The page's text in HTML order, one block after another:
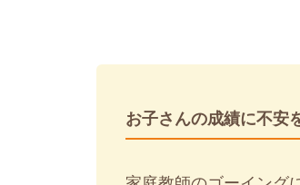
お子さんの成績に不安